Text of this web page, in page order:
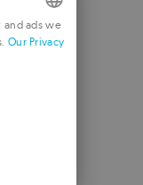
ads we
Our Privacy